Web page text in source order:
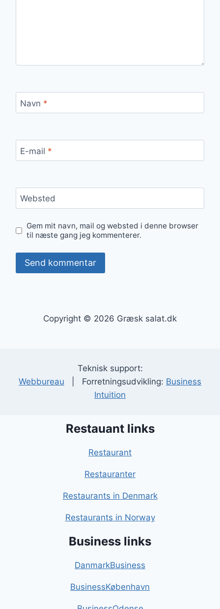
Navn *
E-mail *
Websted
Gem mit navn, mail og websted i denne browser
til næste gang jeg kommenterer.
Copyright © 2026 Græsk salat.dk
Teknisk support:
Webbureau | Forretningsudvikling: Business
Intuition
Restauant links
Restaurant
Restauranter
Restaurants in Denmark
Restaurants in Norway
Business links
DanmarkBusiness
BusinessKøbenhavn